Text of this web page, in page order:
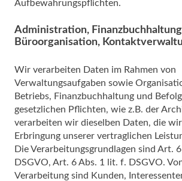
Aufbewahrungspflichten.
Administration,
Büroorganisation,
Wir verarbeiten Daten im Rahmen von
Verwaltungsaufgaben sowie
Betriebs, Finanzbuchhaltung und
gesetzlichen Pflichten, wie z.B. der
verarbeiten wir dieselben Daten, die
Erbringung unserer vertraglichen
Die Verarbeitungsgrundlagen sind Art.
DSGVO, Art. 6 Abs. 1 lit. f. DSGVO.
Verarbeitung sind Kunden,